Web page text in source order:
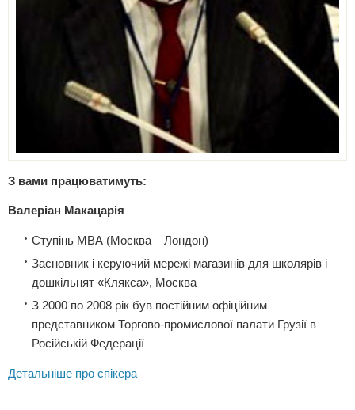
З вами працюватимуть:
Валеріан Макацарія
Ступінь МВА (Москва – Лондон)
Засновник і керуючий мережі магазинів для школярів і
дошкільнят «Клякса», Москва
З 2000 по 2008 рік був постійним офіційним
представником Торгово-промислової палати Грузії в
Російській Федерації
Детальніше про спікера